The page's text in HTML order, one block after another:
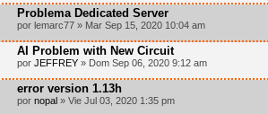
Problema Dedicated Server
por lemarc77 » Mar Sep 15, 2020 10:04 am
AI Problem with New Circuit
por JEFFREY » Dom Sep 06, 2020 9:12 am
error version 1.13h
por nopal » Vie Jul 03, 2020 1:35 pm